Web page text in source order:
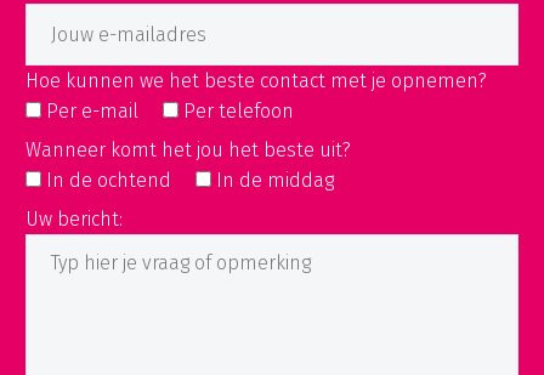
Hoe kunnen we het beste contact met je opnemen?
Per e-mail
Per telefoon
Wanneer komt het jou het beste uit?
In de ochtend
In de middag
Uw bericht: